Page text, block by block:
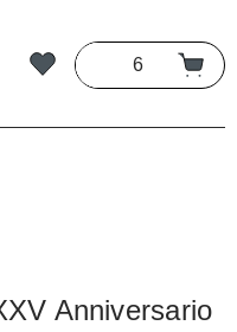
Anniversario